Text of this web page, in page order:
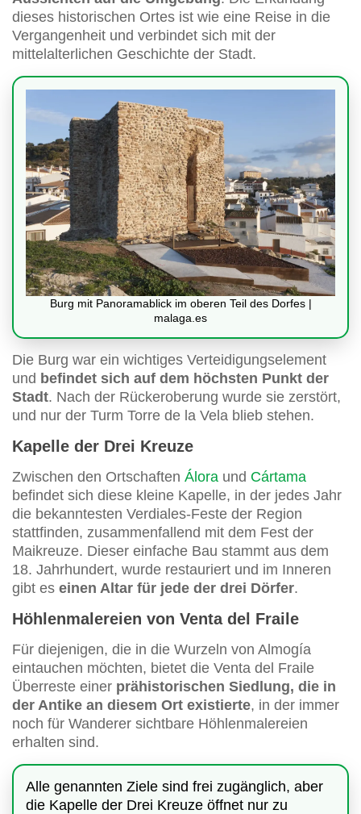
dieses historischen Ortes ist wie eine Reise in die
Vergangenheit und verbindet sich mit der
mittelalterlichen Geschichte der Stadt.
Burg mit Panoramablick im oberen Teil des Dorfes |
malaga.es
Die Burg war ein wichtiges Verteidigungselement
und befindet sich auf dem höchsten Punkt der
Stadt. Nach der Rückeroberung wurde sie zerstört,
und nur der Turm Torre de la Vela blieb stehen.
Kapelle der Drei Kreuze
Zwischen den Ortschaften Álora und Cártama
befindet sich diese kleine Kapelle, in der jedes Jahr
die bekanntesten Verdiales-Feste der Region
stattfinden, zusammenfallend mit dem Fest der
Maikreuze. Dieser einfache Bau stammt aus dem
18. Jahrhundert, wurde restauriert und im Inneren
gibt es einen Altar für jede der drei Dörfer.
Höhlenmalereien von Venta del Fraile
Für diejenigen, die in die Wurzeln von Almogía
eintauchen möchten, bietet die Venta del Fraile
Überreste einer prähistorischen Siedlung, die in
der Antike an diesem Ort existierte, in der immer
noch für Wanderer sichtbare Höhlenmalereien
erhalten sind.
Alle genannten Ziele sind frei zugänglich, aber
die Kapelle der Drei Kreuze öffnet nur zu